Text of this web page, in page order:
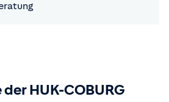
HUK-COBURG